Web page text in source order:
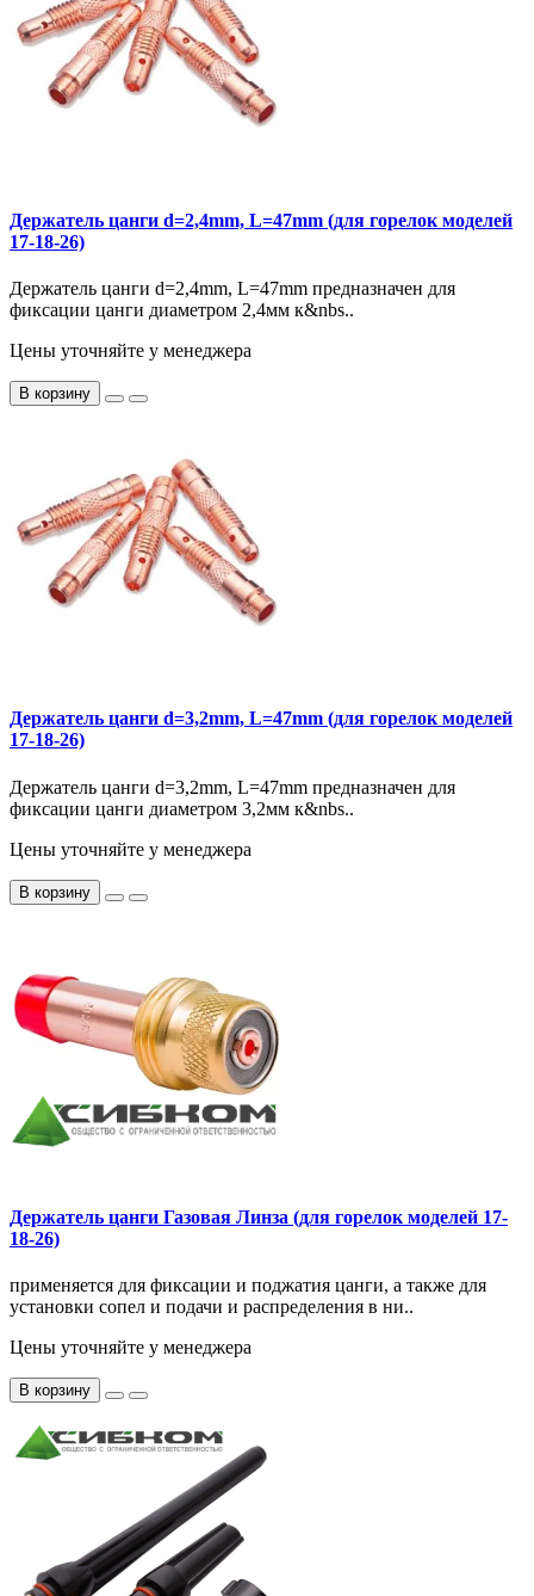
Держатель цанги d=2,4mm, L=47mm (для горелок моделей
17-18-26)
Держатель цанги d=2,4mm, L=47mm предназначен для
фиксации цанги диаметром 2,4мм к&nbs..
Цены уточняйте у менеджера
В корзину
Держатель цанги d=3,2mm, L=47mm (для горелок моделей
17-18-26)
Держатель цанги d=3,2mm, L=47mm предназначен для
фиксации цанги диаметром 3,2мм к&nbs..
Цены уточняйте у менеджера
В корзину
Держатель цанги Газовая Линза (для горелок моделей 17-
18-26)
применяется для фиксации и поджатия цанги, а также для
установки сопел и подачи и распределения в ни..
Цены уточняйте у менеджера
В корзину